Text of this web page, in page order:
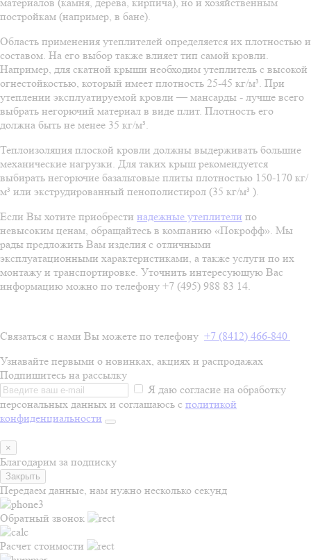
постройкам (например, в бане).
Область применения утеплителей определяется их плотностью и
составом. На его выбор также влияет тип самой кровли.
Например, для скатной крыши необходим утеплитель с высокой
огнестойкостью, который имеет плотность 25-45 кг/м³. При
утеплении эксплуатируемой кровли — мансарды - лучше всего
выбрать негорючий материал в виде плит. Плотность его
должна быть не менее 35 кг/м³.
Теплоизоляция плоской кровли должны выдерживать большие
механические нагрузки. Для таких крыш рекомендуется
выбирать негорючие базальтовые плиты плотностью 150-170 кг/
м³ или экструдированный пенополистирол (35 кг/м³ ).
Если Вы хотите приобрести надежные утеплители по
невысоким ценам, обращайтесь в компанию «Покрофф». Мы
рады предложить Вам изделия с отличными
эксплуатационными характеристиками, а также услуги по их
монтажу и транспортировке. Уточнить интересующую Вас
информацию можно по телефону +7 (495) 988 83 14.
Связаться с нами Вы можете по телефону +7 (8412) 466-840
Узнавайте первыми о новинках, акциях и распродажах
Подпишитесь на рассылку
Я даю согласие на обработку
персональных данных и соглашаюсь с политикой
конфиденциальности
×
Благодарим за подписку
Закрыть
Передаем данные, нам нужно несколько секунд
Обратный звонок
Расчет стоимости